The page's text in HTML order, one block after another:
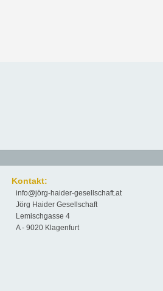
Kontakt:
info@jörg-haider-gesellschaft.at
Jörg Haider Gesellschaft
Lemischgasse 4
A - 9020 Klagenfurt